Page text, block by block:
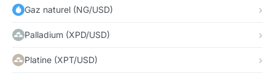
Gaz naturel (NG/USD)
Palladium (XPD/USD)
Platine (XPT/USD)